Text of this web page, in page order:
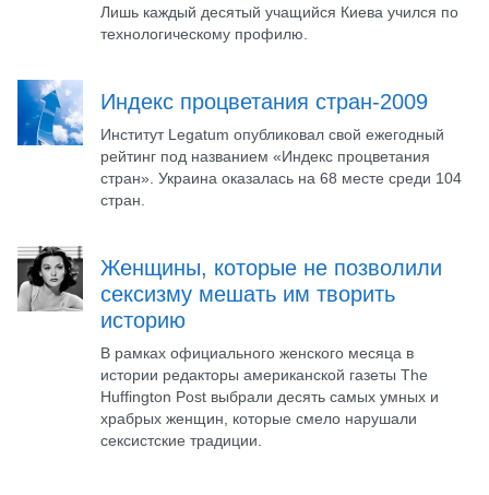
Лишь каждый десятый учащийся Киева учился по
технологическому профилю.
Индекс процветания стран-2009
Институт Legatum опубликовал свой ежегодный
рейтинг под названием «Индекс процветания
стран». Украина оказалась на 68 месте среди 104
стран.
Женщины, которые не позволили
сексизму мешать им творить
историю
В рамках официального женского месяца в
истории редакторы американской газеты The
Huffington Post выбрали десять самых умных и
храбрых женщин, которые смело нарушали
сексистские традиции.